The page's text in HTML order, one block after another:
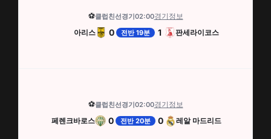
⚽클럽친선경기02:00경기정보
아리스
0 전반 19분 1 판세라이코스
⚽클럽친선경기02:00경기정보
페렌크바로스
0 전반 20분 0 레알 마드리드